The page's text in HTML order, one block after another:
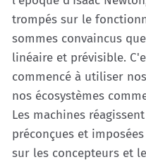
trompés sur le
sommes convaincus
linéaire et prévisible.
commencé à utiliser
nos écosystèmes
Les machines
préconçues et
sur les concepteurs et